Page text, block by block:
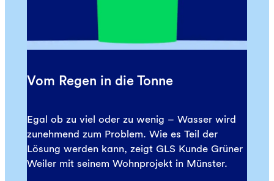
Vom Regen in die Tonne
Egal ob zu viel oder zu wenig – Wasser wird
zunehmend zum Problem. Wie es Teil der
Lösung werden kann, zeigt GLS Kunde Grüner
Weiler mit seinem Wohnprojekt in Münster.